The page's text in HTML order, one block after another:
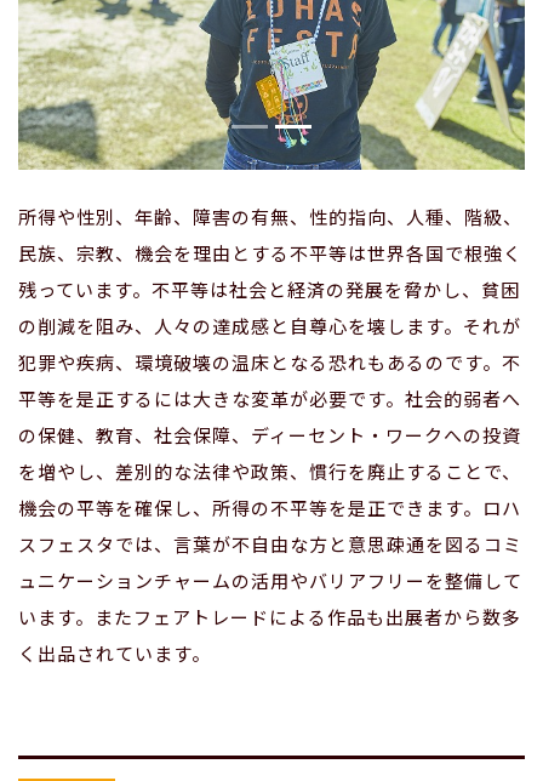
所得や性別、年齢、障害の有無、性的指向、人種、階級、
民族、宗教、機会を理由とする不平等は世界各国で根強く
残っています。不平等は社会と経済の発展を脅かし、貧困
の削減を阻み、人々の達成感と自尊心を壊します。それが
犯罪や疾病、環境破壊の温床となる恐れもあるのです。不
平等を是正するには大きな変革が必要です。社会的弱者へ
の保健、教育、社会保障、ディーセント・ワークへの投資
を増やし、差別的な法律や政策、慣行を廃止することで、
機会の平等を確保し、所得の不平等を是正できます。ロハ
スフェスタでは、言葉が不自由な方と意思疎通を図るコミ
ュニケーションチャームの活用やバリアフリーを整備して
います。またフェアトレードによる作品も出展者から数多
く出品されています。